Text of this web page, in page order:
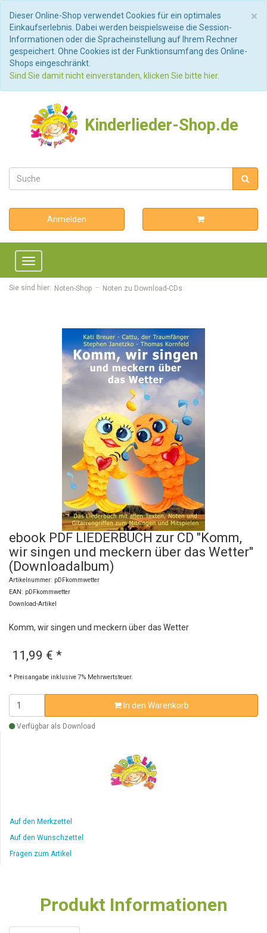
×
Dieser Online-Shop verwendet Cookies für ein optimales
Einkaufserlebnis. Dabei werden beispielsweise die Session-
Informationen oder die Spracheinstellung auf Ihrem Rechner
gespeichert. Ohne Cookies ist der Funktionsumfang des Online-
Shops eingeschränkt.
Sind Sie damit nicht einverstanden, klicken Sie bitte hier.
Kinderlieder-Shop.de
Anmelden
Toggle
navigation
Sie sind hier: Noten-Shop Noten zu Download-CDs
ebook PDF LIEDERBUCH zur CD "Komm,
wir singen und meckern über das Wetter"
(Downloadalbum)
Artikelnummer: pDFkommwetter
EAN: pDFkommwetter
Download-Artikel
Komm, wir singen und meckern über das Wetter
11,99 € *
* Preisangabe inklusive 7% Mehrwertsteuer.
In den Warenkorb
Verfügbar als Download
Auf den Merkzettel
Auf den Wunschzettel
Fragen zum Artikel
Produkt Informationen